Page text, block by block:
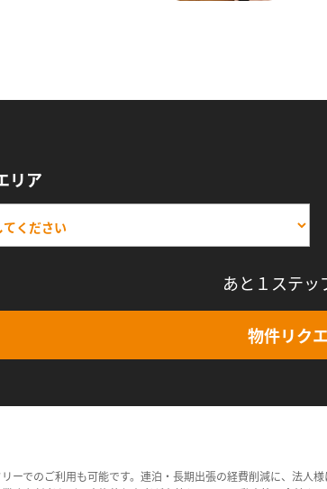
リア
あと１ステッ
物件リク
でのご利用も可能です。連泊・長期出張の経費削減に、法人様